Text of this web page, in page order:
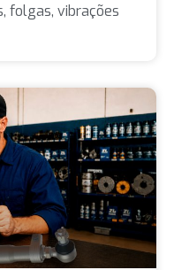
folgas, vibrações